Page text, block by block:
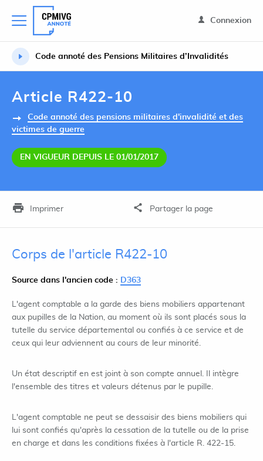
Connexion
Code annoté des Pensions Militaires d’Invalidités
Article R422-10
Code annoté des pensions militaires d'invalidité et des
victimes de guerre
EN VIGUEUR DEPUIS LE 01/01/2017
Imprimer Partager la page
Corps de l'article R422-10
Source dans l'ancien code : D363
L'agent comptable a la garde des biens mobiliers appartenant
aux pupilles de la Nation, au moment où ils sont placés sous la
tutelle du service départemental ou confiés à ce service et de
ceux qui leur adviennent au cours de leur minorité.
Un état descriptif en est joint à son compte annuel. Il intègre
l'ensemble des titres et valeurs détenus par le pupille.
L'agent comptable ne peut se dessaisir des biens mobiliers qui
lui sont confiés qu'après la cessation de la tutelle ou de la prise
en charge et dans les conditions fixées à l'article R. 422-15.